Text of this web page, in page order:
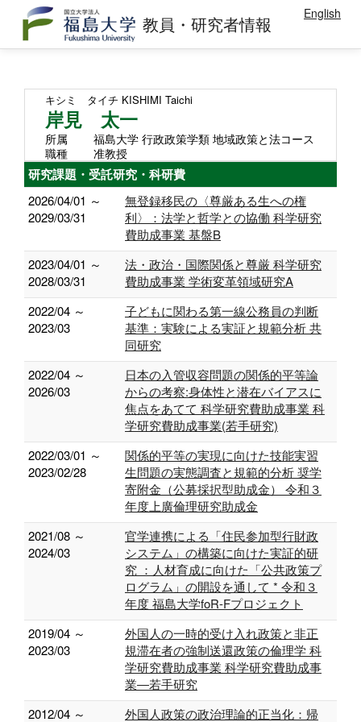
教員・研究者情報 English
キシミ タイチ KISHIMI Taichi
岸見 太一
所属
福島大学 行政政策学類 地域政策と法コース
職種
准教授
研究課題・受託研究・科研費
2026/04/01 ～
2029/03/31
無登録移民の〈尊厳ある生への権
利〉：法学と哲学との協働 科学研究
費助成事業 基盤B
2023/04/01 ～
2028/03/31
法・政治・国際関係と尊厳 科学研究
費助成事業 学術変革領域研究A
2022/04 ～
2023/03
子どもに関わる第一線公務員の判断
基準：実験による実証と規範分析 共
同研究
2022/04 ～
2026/03
日本の入管収容問題の関係的平等論
からの考察:身体性と潜在バイアスに
焦点をあてて 科学研究費助成事業 科
学研究費助成事業(若手研究)
2022/03/01 ～
2023/02/28
関係的平等の実現に向けた技能実習
生問題の実態調査と規範的分析 奨学
寄附金（公募採択型助成金） 令和３
年度上廣倫理研究助成金
2021/08 ～
2024/03
官学連携による「住民参加型行財政
システム」の構築に向けた実証的研
究 ：人材育成に向けた「公共政策プ
ログラム」の開設を通して * 令和３
年度 福島大学foR-Fプロジェクト
2019/04 ～
2023/03
外国人の一時的受け入れ政策と非正
規滞在者の強制送還政策の倫理学 科
学研究費助成事業 科学研究費助成事
業―若手研究
2012/04 ～
外国人政策の政治理論的正当化：帰